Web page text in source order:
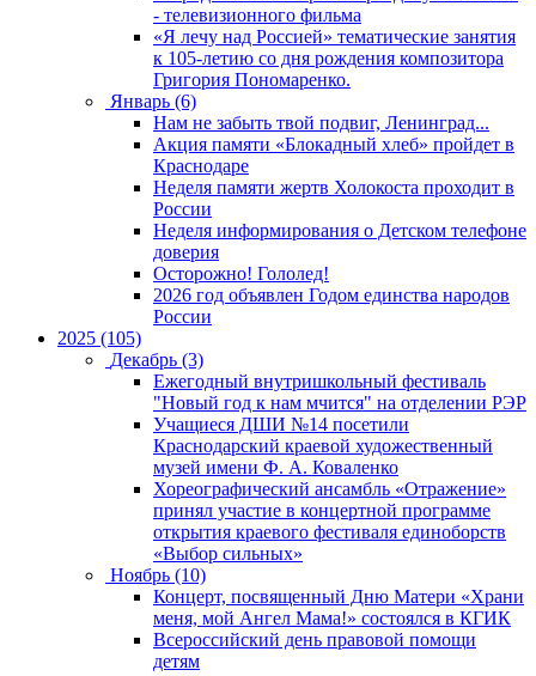
- телевизионного фильма
«Я лечу над Россией» тематические занятия
к 105-летию со дня рождения композитора
Григория Пономаренко.
Январь (6)
Нам не забыть твой подвиг, Ленинград...
Акция памяти «Блокадный хлеб» пройдет в
Краснодаре
Неделя памяти жертв Холокоста проходит в
России
Неделя информирования о Детском телефоне
доверия
Осторожно! Гололед!
2026 год объявлен Годом единства народов
России
2025 (105)
Декабрь (3)
Ежегодный внутришкольный фестиваль
"Новый год к нам мчится" на отделении РЭР
Учащиеся ДШИ №14 посетили
Краснодарский краевой художественный
музей имени Ф. А. Коваленко
Хореографический ансамбль «Отражение»
принял участие в концертной программе
открытия краевого фестиваля единоборств
«Выбор сильных»
Ноябрь (10)
Концерт, посвященный Дню Матери «Храни
меня, мой Ангел Мама!» состоялся в КГИК
Всероссийский день правовой помощи
детям